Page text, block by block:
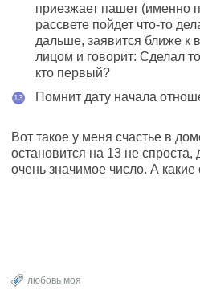
приезжает пашет (именно
рассвете пойдет что-то
дальше, заявится ближе к
лицом и говорит: Сделал
кто первый?
Помнит дату начала
Вот такое у меня счастье в
остановится на 13 не
очень значимое число. А
любовь моя